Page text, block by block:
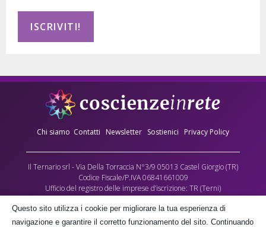
Chi siamo Contatti Newsletter Sostienici Privacy Policy
Il Ternario srl - Via Della Torraccia N°3/9 05013 Castel Giorgio (TR)
Codice Fiscale/P.IVA 06841661009
Ufficio del registro delle imprese d’iscrizione: TR (Terni)
Numero REA: 90173
Capitale sociale versato: €10.000,00
Questo sito utilizza i cookie per migliorare la tua esperienza di
navigazione e garantire il corretto funzionamento del sito. Continuando